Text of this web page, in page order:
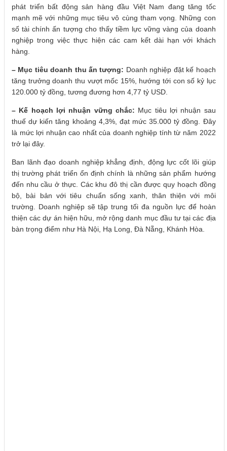
phát triển bất động sản hàng đầu Việt Nam đang tăng tốc
mạnh mẽ với những mục tiêu vô cùng tham vọng. Những con
số tài chính ấn tượng cho thấy tiềm lực vững vàng của doanh
nghiệp trong việc thực hiện các cam kết dài hạn với khách
hàng.
– Mục tiêu doanh thu ấn tượng: Doanh nghiệp đặt kế hoạch
tăng trưởng doanh thu vượt mốc 15%, hướng tới con số kỷ lục
120.000 tỷ đồng, tương đương hơn 4,77 tỷ USD.
– Kế hoạch lợi nhuận vững chắc: Mục tiêu lợi nhuận sau
thuế dự kiến tăng khoảng 4,3%, đạt mức 35.000 tỷ đồng. Đây
là mức lợi nhuận cao nhất của doanh nghiệp tính từ năm 2022
trở lại đây.
Ban lãnh đạo doanh nghiệp khẳng định, động lực cốt lõi giúp
thị trường phát triển ổn định chính là những sản phẩm hướng
đến nhu cầu ở thực. Các khu đô thị cần được quy hoạch đồng
bộ, bài bản với tiêu chuẩn sống xanh, thân thiện với môi
trường. Doanh nghiệp sẽ tập trung tối đa nguồn lực để hoàn
thiện các dự án hiện hữu, mở rộng danh mục đầu tư tại các địa
bàn trọng điểm như Hà Nội, Hạ Long, Đà Nẵng, Khánh Hòa.